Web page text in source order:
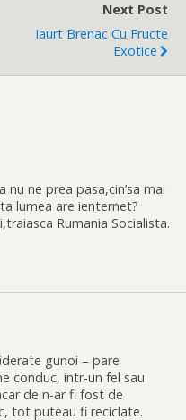
Next Post
Iaurt Brenac Cu Fructe
Exotice
nu ne prea pasa,cin’sa mai
lumea are ienternet?
Rumania Socialista.
gunoi – pare
conduc, intr-un fel sau
de n-ar fi fost de
tot puteau fi reciclate.